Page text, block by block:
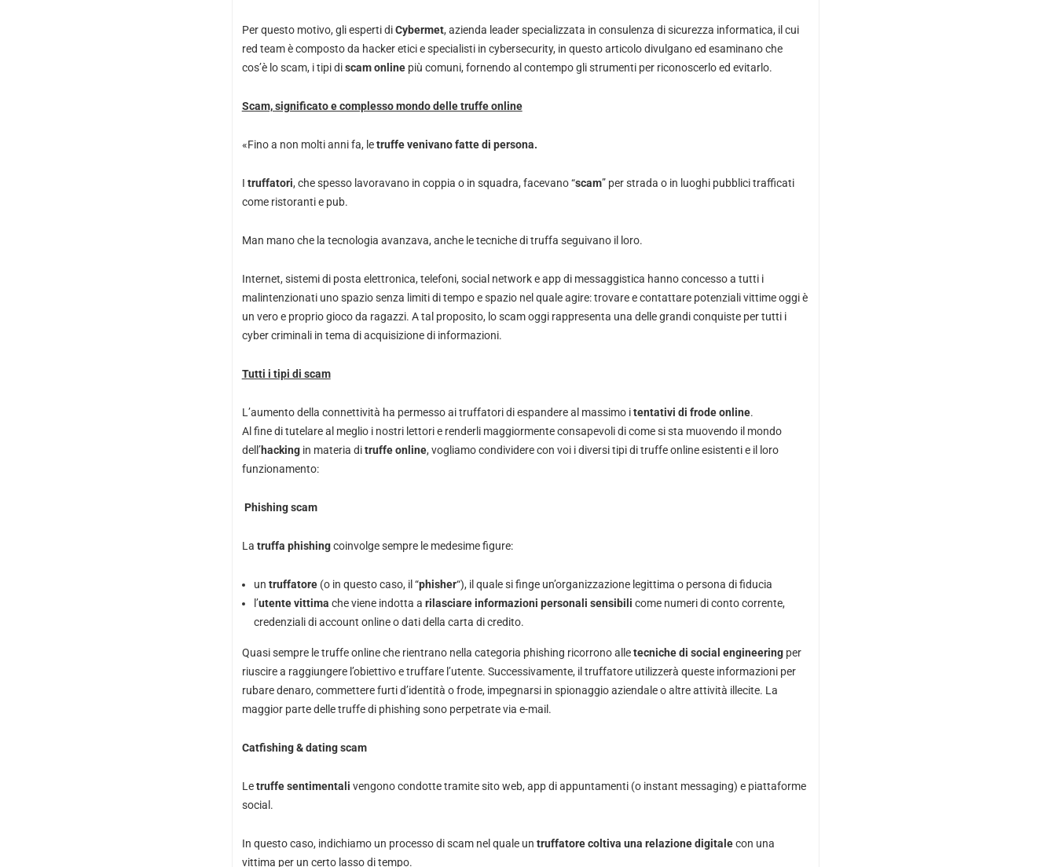
Per questo motivo, gli esperti diCybermet, azienda leader specializzata in consulenza di sicurezza informatica, il cui
red team è composto da hacker etici e specialisti in cybersecurity, in questo articolo divulgano ed esaminano che
cos’è lo scam, i tipi discam online più comuni, fornendo al contempo gli strumenti per riconoscerlo ed evitarlo.
Scam, significato e complesso mondo delle truffe online
«Fino a non molti anni fa, letruffe venivano fatte di persona.
I truffatori, che spesso lavoravano in coppia o in squadra, facevano “scam” per strada o in luoghi pubblici trafficati
come ristoranti e pub.
Man mano che la tecnologia avanzava, anche le tecniche di truffa seguivano il loro.
Internet, sistemi di posta elettronica, telefoni, social network e app di messaggistica hanno concesso a tutti i
malintenzionati uno spazio senza limiti di tempo e spazio nel quale agire: trovare e contattare potenziali vittime oggi è
un vero e proprio gioco da ragazzi. A tal proposito, lo scam oggi rappresenta una delle grandi conquiste per tutti i
cyber criminali in tema di acquisizione di informazioni.
Tutti i tipi di scam
L’aumento della connettività ha permesso ai truffatori di espandere al massimo itentativi di frode online.
Al fine di tutelare al meglio i nostri lettori e renderli maggiormente consapevoli di come si sta muovendo il mondo
dell’hackingin materia ditruffe online, vogliamo condividere con voi i diversi tipi di truffe online esistenti e il loro
funzionamento:
Phishing scam
La truffa phishingcoinvolge sempre le medesime figure:
un truffatore(o in questo caso, il “phisher“), il quale si finge un’organizzazione legittima o persona di fiducia
l’utente vittima che viene indotta a rilasciare informazioni personali sensibili come numeri di conto corrente,
credenziali di account online o dati della carta di credito.
Quasi sempre le truffe online che rientrano nella categoria phishing ricorrono alletecniche di social engineeringper
riuscire a raggiungere l’obiettivo e truffare l’utente. Successivamente, il truffatore utilizzerà queste informazioni per
rubare denaro, commettere furti d’identità o frode, impegnarsi in spionaggio aziendale o altre attività illecite. La
maggior parte delle truffe di phishing sono perpetrate via e-mail.
Catfishing & dating scam
Letruffe sentimentali vengono condotte tramite sito web, app di appuntamenti (o instant messaging) e piattaforme
social.
In questo caso, indichiamo un processo di scam nel quale un truffatore coltiva una relazione digitalecon una
vittima per un certo lasso di tempo.